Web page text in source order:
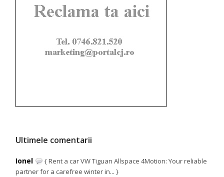
Ultimele comentarii
Ionel
{ Rent a car VW Tiguan Allspace 4Motion: Your reliable
partner for a carefree winter in... }